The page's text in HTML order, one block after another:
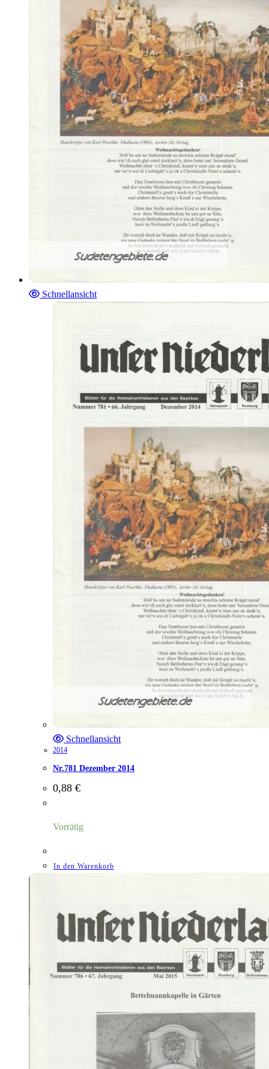
Schnellansicht
Schnellansicht
2014
Nr.781 Dezember 2014
0,88 €
Vorrätig
In den Warenkorb